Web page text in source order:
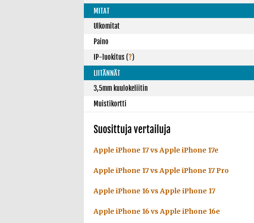
MITAT
Ulkomitat
Paino
IP-luokitus(?)
LIITÄNNÄT
3,5mm kuulokeliitin
Muistikortti
Suosittuja vertailuja
Apple iPhone 17 vs Apple iPhone 17e
Apple iPhone 17 vs Apple iPhone 17 Pro
Apple iPhone 16 vs Apple iPhone 17
Apple iPhone 16 vs Apple iPhone 16e